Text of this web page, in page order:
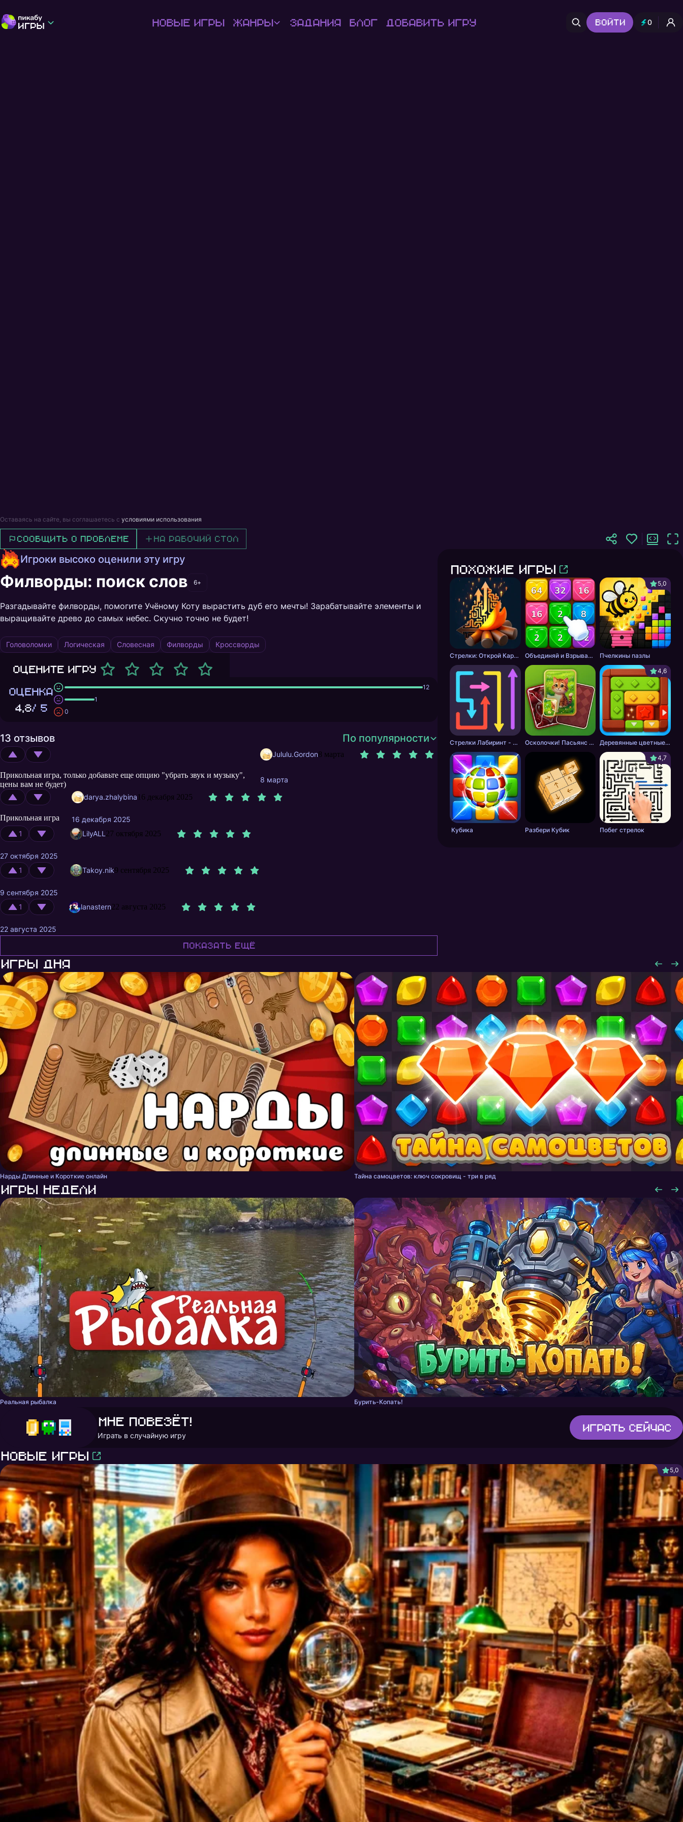
Новые игры Жанры Задания Блог Добавить игру Войти 0
Оставаясь на сайте, вы соглашаетесь с условиями использования
Сообщить о проблеме На рабочий стол
Игроки высоко оценили эту игру
Филворды: поиск слов 6+
Разгадывайте филворды, помогите Учёному Коту вырастить дуб его мечты! Зарабатывайте элементы и
выращивайте древо до самых небес. Скучно точно не будет!
Головоломки Логическая Словесная Филворды Кроссворды
Оцените игру
ОЦЕНКА
4,8/ 5
12
1
0
13 отзывов По популярности
Jululu.Gordon8 марта
Прикольная игра, только добавьте еще опцию "убрать звук и музыку",
цены вам не будет)
8 марта
darya.zhalybina 16 декабря 2025
Прикольная игра
16 декабря 2025
1
LilyALL 27 октября 2025
27 октября 2025
1
Takoy.nik9 сентября 2025
9 сентября 2025
1
lanastern22 августа 2025
22 августа 2025
Показать ещё
Похожие игры
Стрелки: Открой Картинку Объединяй и Взрывай + 2048
5,0
Пчелкины пазлы
Стрелки Лабиринт - Цветной путь Осколочки! Пасьянс Собери картинки
4,6
Деревянные цветные блоки
Кубика Разбери Кубик
4,7
Побег стрелок
Игры дня
Нарды Длинные и Короткие онлайн Тайна самоцветов: ключ сокровищ - три в ряд
Игры недели
Реальная рыбалка Бурить-Копать!
Мне повезёт!
Играть в случайную игру
Играть сейчас
Новые игры
5,0